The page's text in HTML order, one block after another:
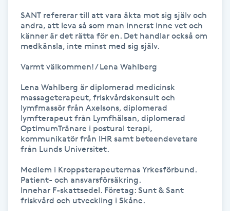
Klippning & Slingor
Klippning ungdom
Koppningsmassage
Kosmetisk tatuering
Kostrådgivning
Kroppsinpackning
Kroppspeeling
SANT refererar till att vara äkta mot sig själv och
andra, att leva så som man innerst inne vet och
känner är det rätta för en. Det handlar också om
medkänsla, inte minst med sig själv.
Varmt välkommen! / Lena Wahlberg
Lena Wahlberg är diplomerad medicinsk
massageterapeut, friskvårdskonsult och
lymfmassör från Axelsons, diplomerad
lymfterapeut från Lymfhälsan, diplomerad
OptimumTränare i postural terapi,
kommunikatör från IHR samt beteendevetare
från Lunds Universitet.
Medlem i Kroppsterapeuternas Yrkesförbund.
Patient- och ansvarsförsäkring.
Innehar F-skattsedel. Företag: Sunt & Sant